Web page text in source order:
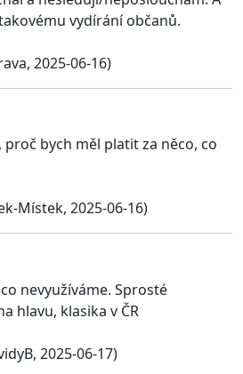
vydírání občanů.
2025-06-16)
proč bych měl platit za něco, co
Místek, 2025-06-16)
nevyužíváme. Sprosté
hlavu, klasika v ČR
2025-06-17)